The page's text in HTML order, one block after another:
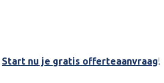
Start nu je gratis offerteaanvraag!